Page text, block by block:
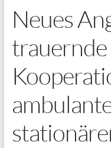
Neues